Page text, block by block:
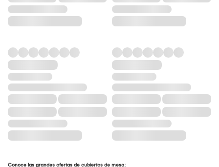
Conoce las grandes ofertas de cubiertos de mesa: